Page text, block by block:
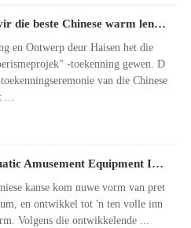
Haisen het die toekenning vir die beste Chinese warm lente toerismeprojek gewen
en Ontwerp deur Haisen het die
-toekenning gewen. D
van die Chinese
...
Haisan het die Chinese Aquatic Amusement Equipment Industry "Oscars
kanse kom nuwe vorm van pret
en ontwikkel tot 'n ten volle inn
Volgens die ontwikkelende ...